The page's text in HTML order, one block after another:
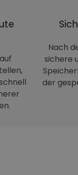
Nach
sichere
der